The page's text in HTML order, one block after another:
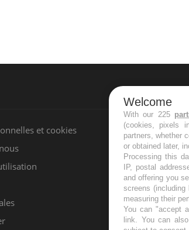
Welcome
With our 225
(cookies, pixels
partners, whether
or obtained later,
Processing this
IP, postal
and offering you
screens
measuring their
You can "accept
link. You can